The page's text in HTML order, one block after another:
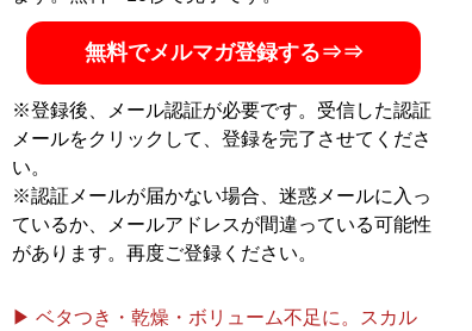
無料でメルマガ登録する⇒⇒
※登録後、メール認証が必要です。受信した認証
メールをクリックして、登録を完了させてくださ
い。
※認証メールが届かない場合、迷惑メールに入っ
ているか、メールアドレスが間違っている可能性
があります。再度ご登録ください。
▶ ベタつき・乾燥・ボリューム不足に。スカル